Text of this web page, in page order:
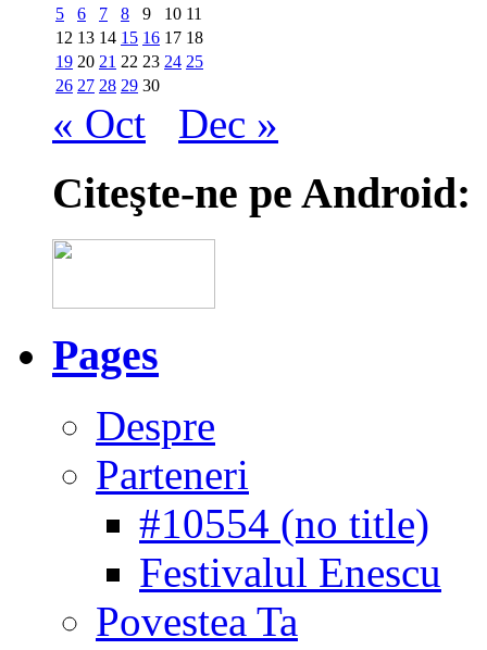
5
6 7 8 9 10 11
12 13 14 15 16 17 18
19 20 21 22 23 24 25
26 27 28 29 30
« Oct Dec »
Citeşte-ne pe Android:
Pages
Despre
Parteneri
#10554 (no title)
Festivalul Enescu
Povestea Ta